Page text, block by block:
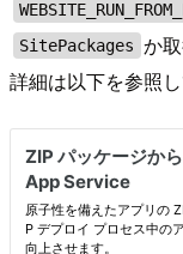
SitePackages か
詳細は以下を参照し